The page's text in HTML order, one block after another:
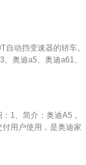
奥迪A6L的车身结
内，大幅使用铝质板
塔顶加强杆、前后悬
质部件，使包括门、
动挡变速器的轿车。
奥迪a5、奥迪a61、
架，后悬架是五连杆
1、简介：奥迪A5，
用户使用，是奥迪家
的细分市场。2、设
”品牌理念的全新诠